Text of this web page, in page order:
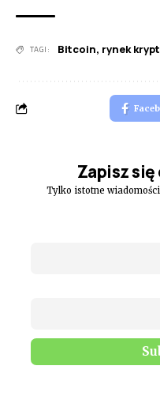
TAGI: Bitcoin, rynek
Zapisz
Tylko istotne